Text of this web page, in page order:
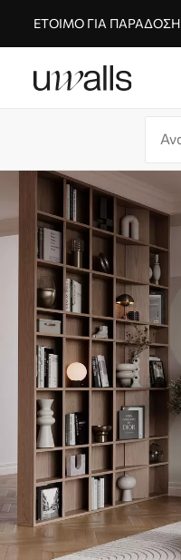
ΈΤΟΙΜΟ ΓΙΑ